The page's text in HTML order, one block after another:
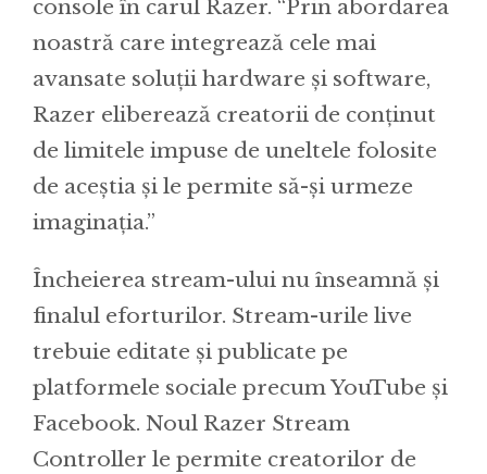
console în carul Razer. “Prin abordarea
noastră care integrează cele mai
avansate soluții hardware și software,
Razer eliberează creatorii de conținut
de limitele impuse de uneltele folosite
de aceștia și le permite să-și urmeze
imaginația.”
Încheierea stream-ului nu înseamnă și
finalul eforturilor. Stream-urile live
trebuie editate și publicate pe
platformele sociale precum YouTube și
Facebook. Noul Razer Stream
Controller le permite creatorilor de